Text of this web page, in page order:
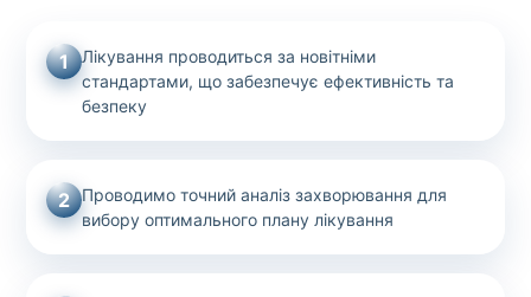
1
Лікування проводиться за новітніми
стандартами, що забезпечує ефективність та
безпеку
2
Проводимо точний аналіз захворювання для
вибору оптимального плану лікування